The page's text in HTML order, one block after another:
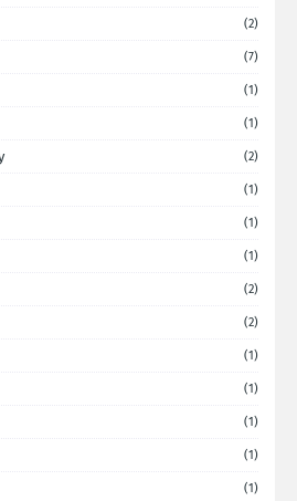
(2)
(7)
(1)
(1)
(2)
(1)
(1)
(1)
(2)
(2)
(1)
(1)
(1)
(1)
(1)